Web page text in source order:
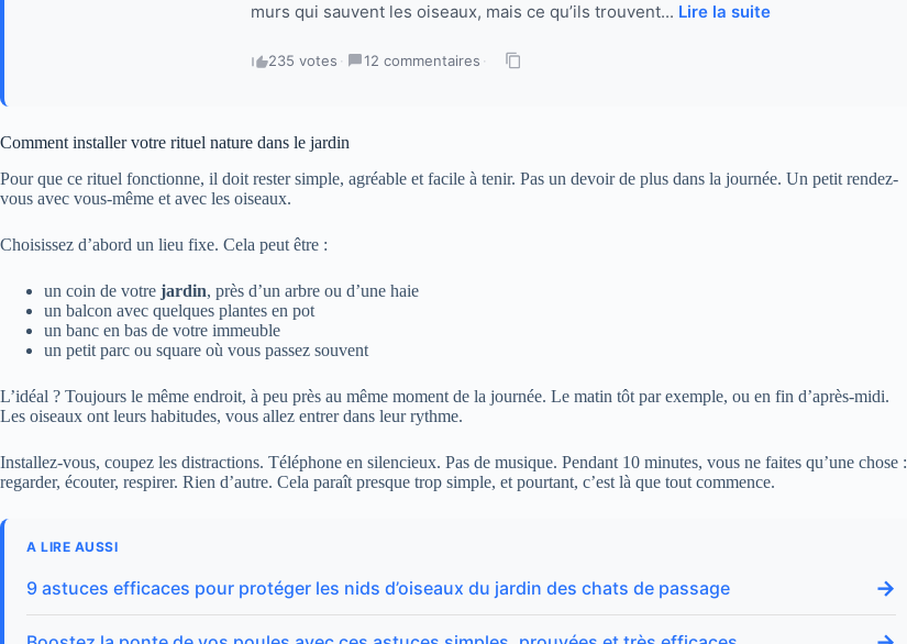
murs qui sauvent les oiseaux, mais ce qu’ils trouvent... Lire la suite
235 votes · 12 commentaires ·
Comment installer votre rituel nature dans le jardin
Pour que ce rituel fonctionne, il doit rester simple, agréable et facile à tenir. Pas un devoir de plus dans la journée. Un petit rendez-
vous avec vous-même et avec les oiseaux.
Choisissez d’abord un lieu fixe. Cela peut être :
un coin de votre jardin, près d’un arbre ou d’une haie
un balcon avec quelques plantes en pot
un banc en bas de votre immeuble
un petit parc ou square où vous passez souvent
L’idéal ? Toujours le même endroit, à peu près au même moment de la journée. Le matin tôt par exemple, ou en fin d’après-midi.
Les oiseaux ont leurs habitudes, vous allez entrer dans leur rythme.
Installez-vous, coupez les distractions. Téléphone en silencieux. Pas de musique. Pendant 10 minutes, vous ne faites qu’une chose :
regarder, écouter, respirer. Rien d’autre. Cela paraît presque trop simple, et pourtant, c’est là que tout commence.
A LIRE AUSSI
9 astuces efficaces pour protéger les nids d’oiseaux du jardin des chats de passage →